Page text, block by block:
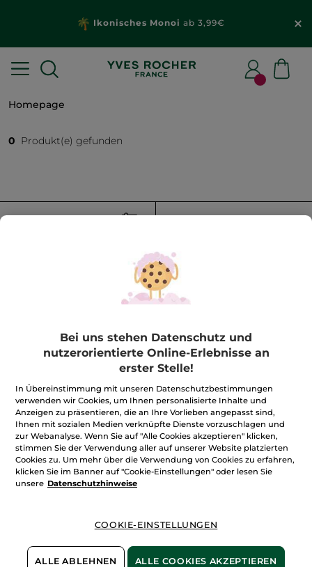
Ikonisches Monoi ab 3,99€
Homepage
0 Produkt(e) gefunden
FILTER SORTIEREN NACH
100%unserer Aktivstoffe
sindpflanzlich
Wir bewirtschaften
unsere Felder
biologisch
Mehr entdecken
Bei uns stehen Datenschutz und
nutzerorientierte Online-Erlebnisse an
erster Stelle!
In Übereinstimmung mit unseren Datenschutzbestimmungen
verwenden wir Cookies, um Ihnen personalisierte Inhalte und
Anzeigen zu präsentieren, die an Ihre Vorlieben angepasst sind,
Ihnen mit sozialen Medien verknüpfte Dienste vorzuschlagen und
zur Webanalyse. Wenn Sie auf "Alle Cookies akzeptieren" klicken,
stimmen Sie der Verwendung aller auf unserer Website platzierten
Cookies zu. Um mehr über die Verwendung von Cookies zu erfahren,
klicken Sie im Banner auf "Cookie-Einstellungen" oder lesen Sie
unsere Datenschutzhinweise
COOKIE-EINSTELLUNGEN
ALLE ABLEHNEN ALLE COOKIES AKZEPTIEREN